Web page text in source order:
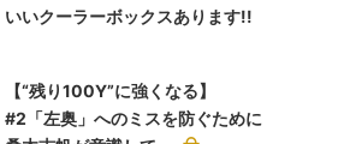
いいクーラーボックスあります!!
【“残り100Y”に強くなる】
#2「左奥」へのミスを防ぐために